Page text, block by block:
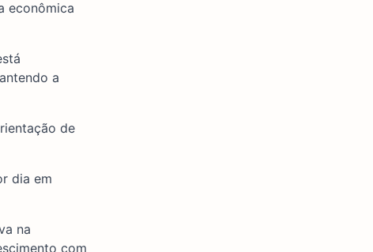
econômica
a
de
dia em
na
com